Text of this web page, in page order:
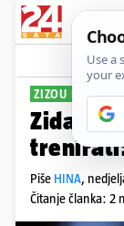
ZIZOU PAUZIRA
Zidane
Piše HINA,
Čitanje članka: 2